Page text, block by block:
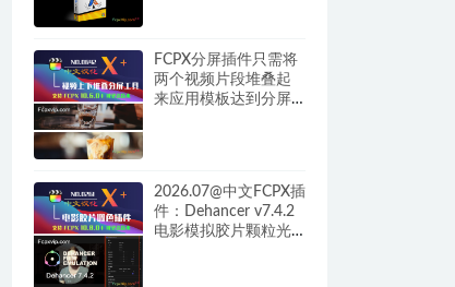
FCPX分屏插件只需将
两个视频片段堆叠起
来应用模板达到分屏
2026.07@中文FCPX插
件：Dehancer v7.4.2
电影模拟胶片颗粒光